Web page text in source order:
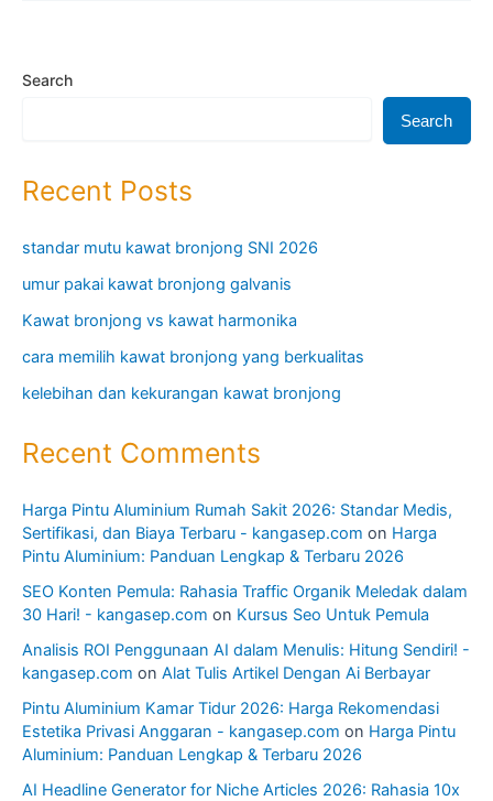
Search
Search
Recent Posts
standar mutu kawat bronjong SNI 2026
umur pakai kawat bronjong galvanis
Kawat bronjong vs kawat harmonika
cara memilih kawat bronjong yang berkualitas
kelebihan dan kekurangan kawat bronjong
Recent Comments
Harga Pintu Aluminium Rumah Sakit 2026: Standar Medis,
Sertifikasi, dan Biaya Terbaru - kangasep.com on Harga
Pintu Aluminium: Panduan Lengkap & Terbaru 2026
SEO Konten Pemula: Rahasia Traffic Organik Meledak dalam
30 Hari! - kangasep.com on Kursus Seo Untuk Pemula
Analisis ROI Penggunaan AI dalam Menulis: Hitung Sendiri! -
kangasep.com on Alat Tulis Artikel Dengan Ai Berbayar
Pintu Aluminium Kamar Tidur 2026: Harga Rekomendasi
Estetika Privasi Anggaran - kangasep.com on Harga Pintu
Aluminium: Panduan Lengkap & Terbaru 2026
AI Headline Generator for Niche Articles 2026: Rahasia 10x